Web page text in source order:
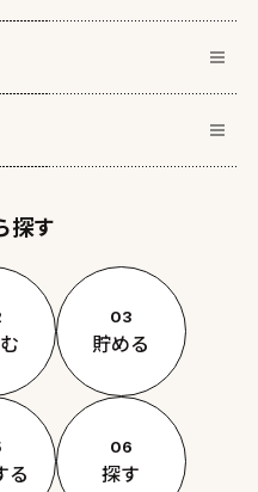
探す
03
貯める
る
06
探す